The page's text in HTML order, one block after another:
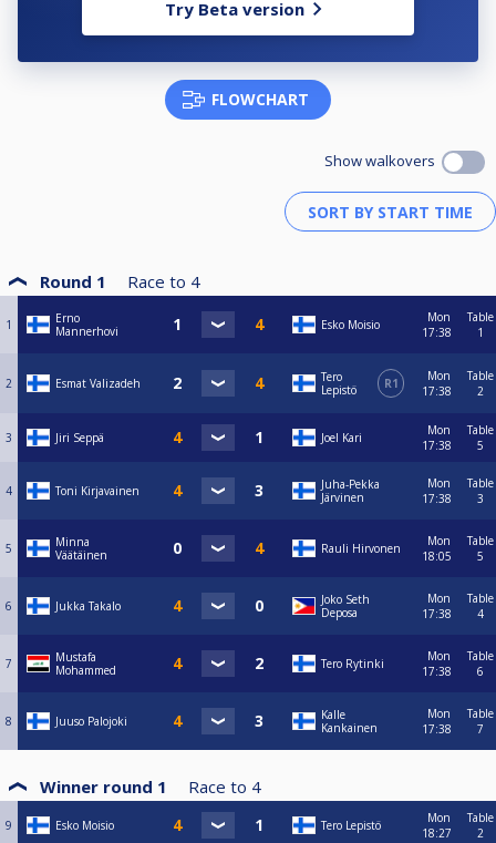
Try Beta version
FLOWCHART
Show walkovers
Round 1 Race to 4
1
Erno
Mannerhovi
Esko Moisio
Mon
17:38
Table
1
2 Esmat Valizadeh
Tero
Lepistö
R1
Mon
17:38
Table
2
3 Jiri Seppä Joel Kari
Mon
17:38
Table
5
4 Toni Kirjavainen
Juha-Pekka
Järvinen
Mon
17:38
Table
3
5
Minna
Väätäinen
Rauli Hirvonen
Mon
18:05
Table
5
6 Jukka Takalo
Joko Seth
Deposa
Mon
17:38
Table
4
7
Mustafa
Mohammed
Tero Rytinki
Mon
17:38
Table
6
8 Juuso Palojoki
Kalle
Kankainen
Mon
17:38
Table
7
Winner round 1 Race to 4
9 Esko Moisio Tero Lepistö
Mon
18:27
Table
2